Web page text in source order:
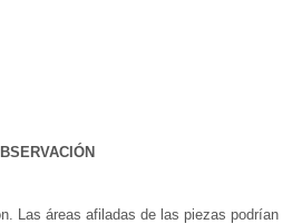
Las áreas afiladas de las piezas podrían